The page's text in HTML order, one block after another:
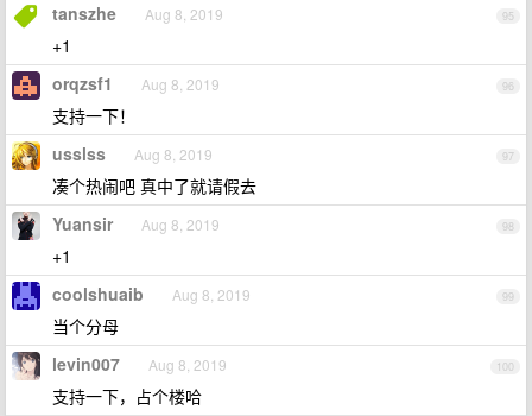
95
tanszhe Aug 8, 2019
+1
96
orqzsf1 Aug 8, 2019
支持一下！
97
usslss Aug 8, 2019
凑个热闹吧 真中了就请假去
98
Yuansir Aug 8, 2019
+1
99
coolshuaib Aug 8, 2019
当个分母
100
levin007 Aug 8, 2019
支持一下，占个楼哈